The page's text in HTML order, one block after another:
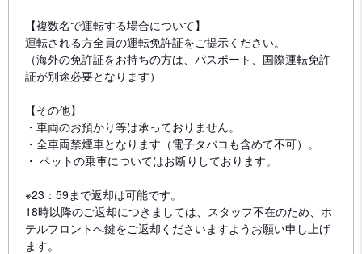
【複数名で運転する場合について】
運転される方全員の運転免許証をご提示ください。
（海外の免許証をお持ちの方は、パスポート、国際運転免許
証が別途必要となります）
【その他】
・車両のお預かり等は承っておりません。
・全車両禁煙車となります（電子タバコも含めて不可）。
・ ペットの乗車についてはお断りしております。
※23：59まで返却は可能です。
18時以降のご返却につきましては、スタッフ不在のため、ホ
テルフロントへ鍵をご返却くださいますようお願い申し上げ
ます。